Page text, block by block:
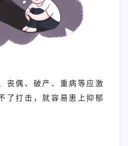
丧偶、破产、重病等应激
了打击，就容易患上抑郁